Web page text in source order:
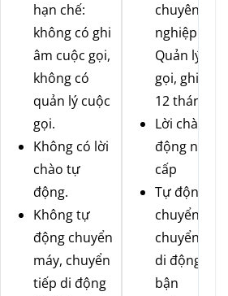
hạn chế:
không có ghi
âm cuộc gọi,
không có
quản lý cuộc
gọi.
Không có lời
chào tự
động.
Không tự
động chuyển
máy, chuyển
tiếp di động
chuyên
nghiệp:
Quản lý
gọi, ghi âm
12 tháng.
Lời chào tự
động nhiều
cấp
Tự động
chuyển
chuyển tiếp
di động khi
bận